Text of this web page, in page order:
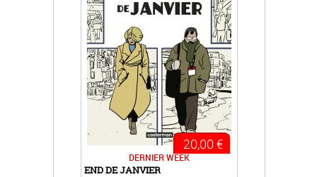
DERNIER WEEK
END DE JANVIER
20,00 €